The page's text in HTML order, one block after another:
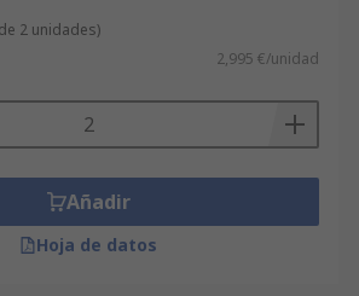
2 unidades)
2,995 €/unidad
Añadir
Hoja de datos